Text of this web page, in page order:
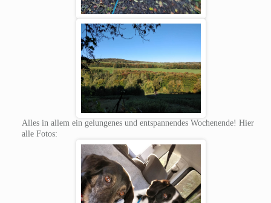
Alles in allem ein gelungenes und entspannendes Wochenende! Hier
alle Fotos: